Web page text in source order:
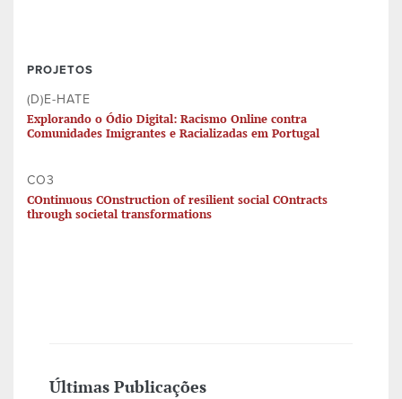
PROJETOS
(D)E-HATE
Explorando o Ódio Digital: Racismo Online contra
Comunidades Imigrantes e Racializadas em Portugal
CO3
COntinuous COnstruction of resilient social COntracts
through societal transformations
Últimas Publicações